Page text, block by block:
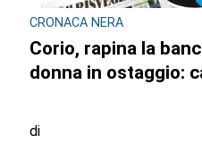
CRONACA NERA
Corio, rapina la
donna in ostaggio:
di